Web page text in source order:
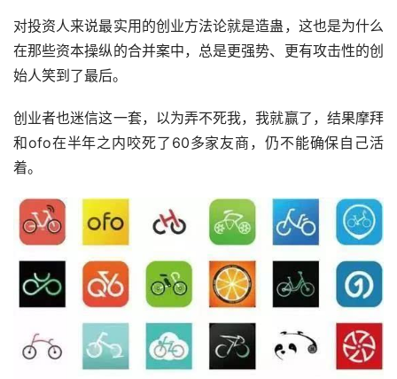
对投资人来说最实用的创业方法论就是造蛊，这也是为什么
在那些资本操纵的合并案中，总是更强势、更有攻击性的创
始人笑到了最后。
创业者也迷信这一套，以为弄不死我，我就赢了，结果摩拜
和ofo在半年之内咬死了60多家友商，仍不能确保自己活
着。